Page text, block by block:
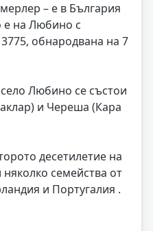
– е в България
е на Любино с
обнародвана на 7
Любино се състои
и Череша (Кара
десетилетие на
семейства от
и Португалия .